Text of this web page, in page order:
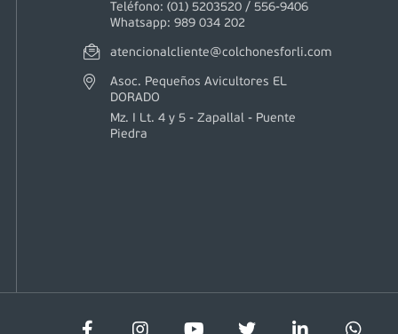
Teléfono: (01) 5203520 / 556-9406
Whatsapp: 989 034 202
atencionalcliente@colchonesforli.com
Asoc. Pequeños Avicultores EL
DORADO
Mz. I Lt. 4 y 5 - Zapallal - Puente
Piedra